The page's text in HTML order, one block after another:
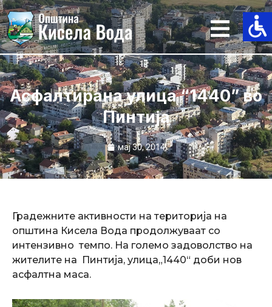
Skip
to
content
Асфалтирана улица “1440” во
Пинтија
мај 30, 2014
Градежните активности на територија на
општина Кисела Вода продолжуваат со
интензивно темпо. На големо задоволство на
жителите на Пинтија, улица„1440“ доби нов
асфалтна маса.